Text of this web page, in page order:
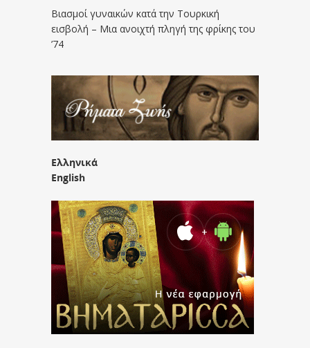
Βιασμοί γυναικών κατά την Τουρκική
εισβολή – Μια ανοιχτή πληγή της φρίκης του
’74
Ελληνικά
English